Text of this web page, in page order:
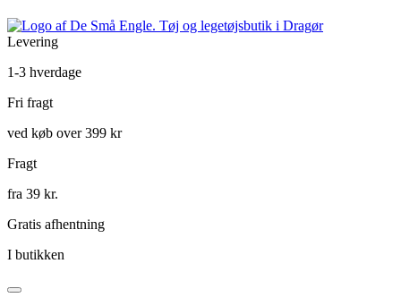
Levering
1-3 hverdage
Fri fragt
ved køb over 399 kr
Fragt
fra 39 kr.
Gratis afhentning
I butikken